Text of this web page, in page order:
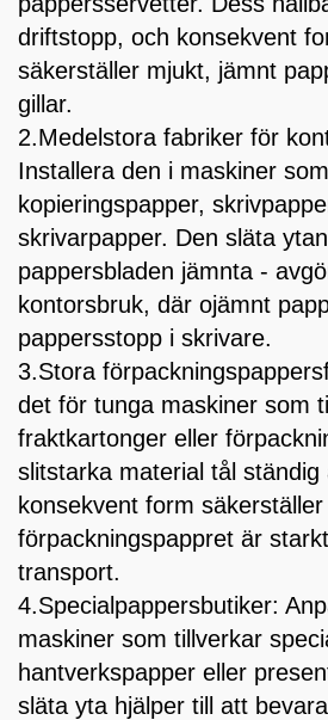
driftstopp, och konsekvent
säkerställer mjukt, jämnt
gillar.
2.Medelstora fabriker för
Installera den i maskiner
kopieringspapper,
skrivarpapper. Den släta
pappersbladen jämnta -
kontorsbruk, där ojämnt
pappersstopp i skrivare.
3.Stora
det för tunga maskiner som
fraktkartonger eller
slitstarka material tål ständig
konsekvent form
förpackningspappret är
transport.
4.Specialpappersbutiker:
maskiner som tillverkar
hantverkspapper eller
släta yta hjälper till att